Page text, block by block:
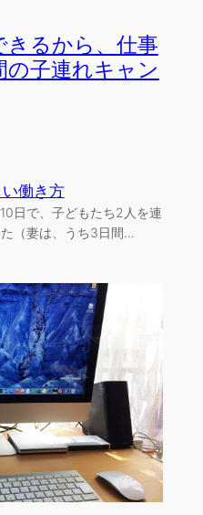
るから、仕事
の子連れキャン
働き方
日で、子どもたち2人を連
（妻は、うち3日間…